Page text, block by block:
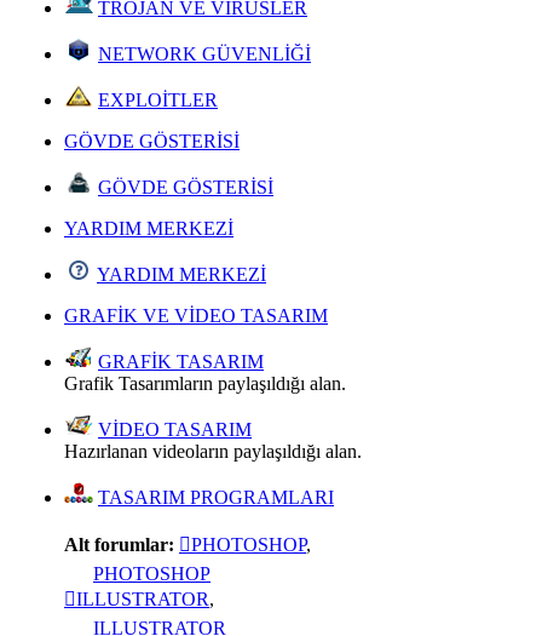
TROJAN VE VİRÜSLER
NETWORK GÜVENLİĞİ
EXPLOİTLER
GÖVDE GÖSTERİSİ
GÖVDE GÖSTERİSİ
YARDIM MERKEZİ
YARDIM MERKEZİ
GRAFİK VE VİDEO TASARIM
GRAFİK TASARIM
Grafik Tasarımların paylaşıldığı alan.
VİDEO TASARIM
Hazırlanan videoların paylaşıldığı alan.
TASARIM PROGRAMLARI
Alt forumlar: PHOTOSHOP,
PHOTOSHOP
ILLUSTRATOR,
ILLUSTRATOR